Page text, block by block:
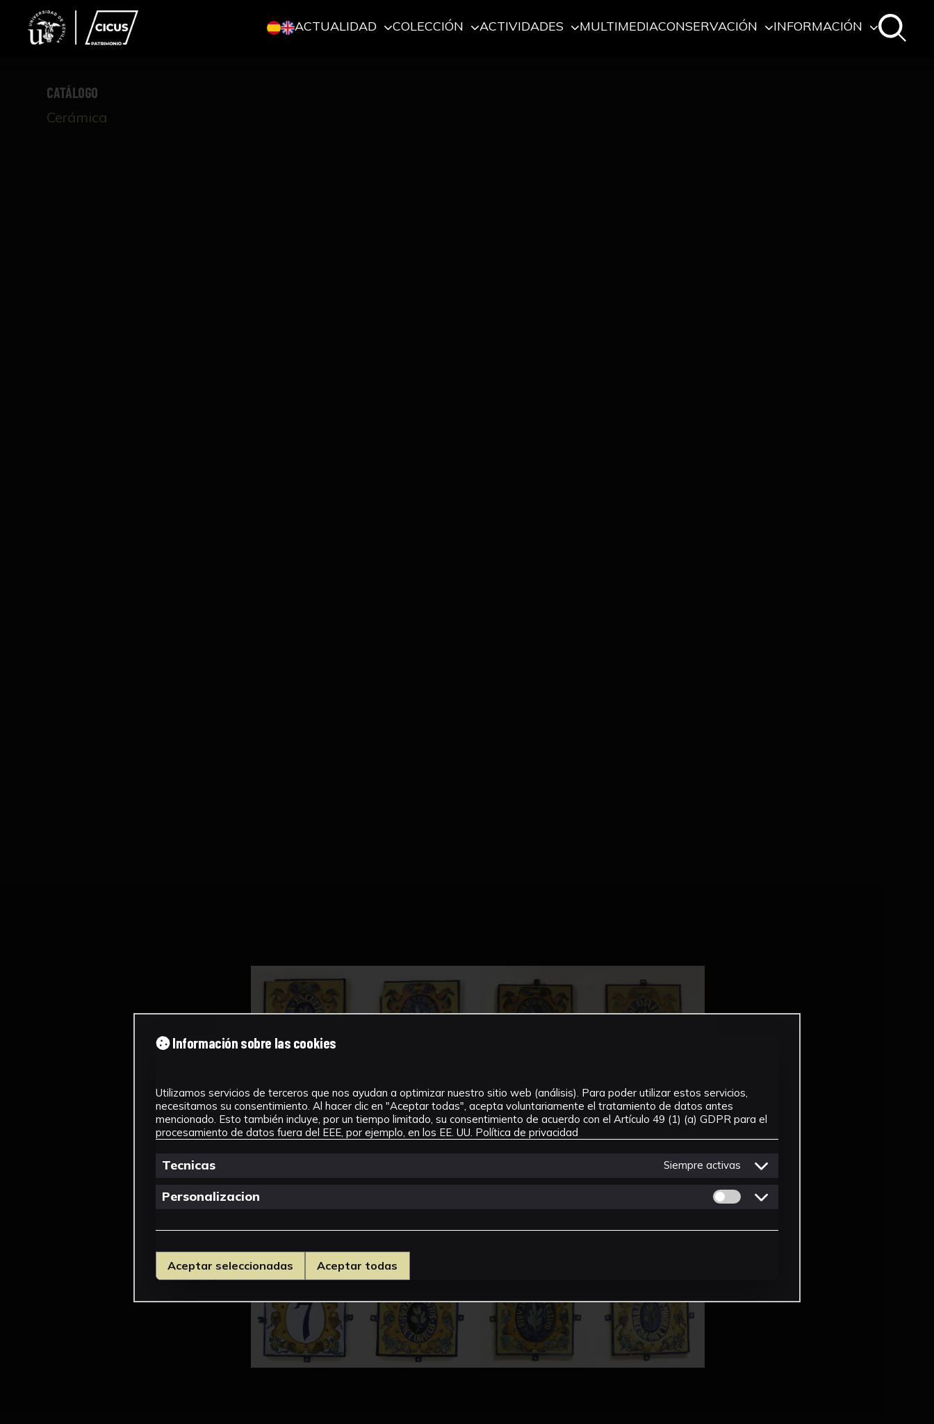
ACTUALIDAD COLECCIÓN ACTIVIDADES MULTIMEDIACONSERVACIÓN INFORMACIÓN
CATÁLOGO
Cerámica
Información sobre las cookies
Utilizamos servicios de terceros que nos ayudan a optimizar nuestro sitio web (análisis). Para poder utilizar estos servicios,
necesitamos su consentimiento. Al hacer clic en "Aceptar todas", acepta voluntariamente el tratamiento de datos antes
mencionado. Esto también incluye, por un tiempo limitado, su consentimiento de acuerdo con el Artículo 49 (1) (a) GDPR para el
procesamiento de datos fuera del EEE, por ejemplo, en los EE. UU. Política de privacidad
Tecnicas Siempre activas
Personalizacion Permitir cookies de Personalizacion
Aceptar seleccionadas Aceptar todas